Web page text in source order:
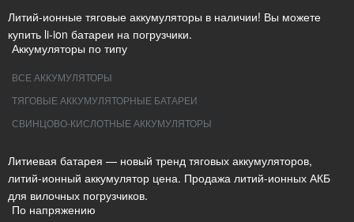
Литий-ионные тяговые аккумуляторы в наличии! Вы можете
купить li-ion батареи на погрузчики.
Аккумуляторы по типу
ВСЕ АККУМУЛЯТОРЫ
ТЯГОВЫЕ АККУМУЛЯТОРНЫЕ БАТАРЕИ
СВИНЦОВО-КИСЛОТНЫЕ АККУМУЛЯТОРЫ
Литиевая батарея — новый тренд тяговых аккумуляторов,
литий-ионный аккумулятор цена. Продажа литий-ионных АКБ
для вилочных погрузчиков.
По напряжению